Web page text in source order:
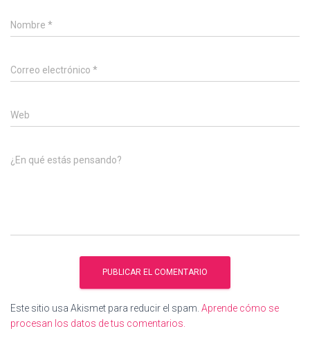
Nombre *
Correo electrónico *
Web
¿En qué estás pensando?
Este sitio usa Akismet para reducir el spam. Aprende cómo se
procesan los datos de tus comentarios.